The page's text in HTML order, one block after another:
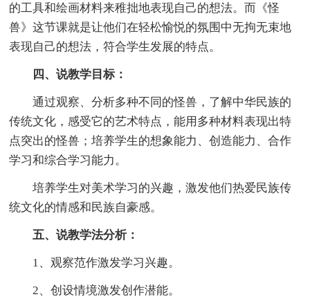
的工具和绘画材料来稚拙地表现自己的想法。而《怪
兽》这节课就是让他们在轻松愉悦的氛围中无拘无束地
表现自己的想法，符合学生发展的特点。
四、说教学目标：
通过观察、分析多种不同的怪兽，了解中华民族的
传统文化，感受它的艺术特点，能用多种材料表现出特
点突出的怪兽；培养学生的想象能力、创造能力、合作
学习和综合学习能力。
培养学生对美术学习的兴趣，激发他们热爱民族传
统文化的情感和民族自豪感。
五、说教学法分析：
1、观察范作激发学习兴趣。
2、创设情境激发创作潜能。